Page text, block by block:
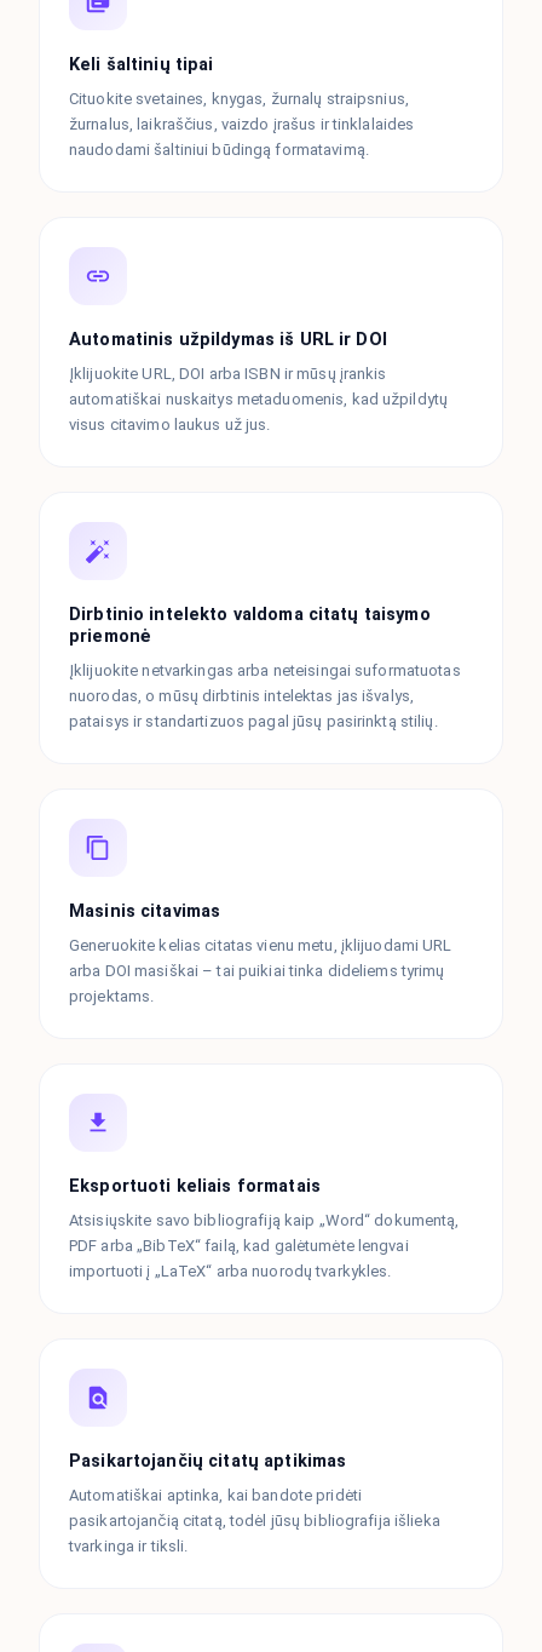
Keli šaltinių tipai
Cituokite svetaines, knygas, žurnalų straipsnius,
žurnalus, laikraščius, vaizdo įrašus ir tinklalaides
naudodami šaltiniui būdingą formatavimą.
Automatinis užpildymas iš URL ir DOI
Įklijuokite URL, DOI arba ISBN ir mūsų įrankis
automatiškai nuskaitys metaduomenis, kad užpildytų
visus citavimo laukus už jus.
Dirbtinio intelekto valdoma citatų taisymo
priemonė
Įklijuokite netvarkingas arba neteisingai suformatuotas
nuorodas, o mūsų dirbtinis intelektas jas išvalys,
pataisys ir standartizuos pagal jūsų pasirinktą stilių.
Masinis citavimas
Generuokite kelias citatas vienu metu, įklijuodami URL
arba DOI masiškai – tai puikiai tinka dideliems tyrimų
projektams.
Eksportuoti keliais formatais
Atsisiųskite savo bibliografiją kaip „Word“ dokumentą,
PDF arba „BibTeX“ failą, kad galėtumėte lengvai
importuoti į „LaTeX“ arba nuorodų tvarkykles.
Pasikartojančių citatų aptikimas
Automatiškai aptinka, kai bandote pridėti
pasikartojančią citatą, todėl jūsų bibliografija išlieka
tvarkinga ir tiksli.